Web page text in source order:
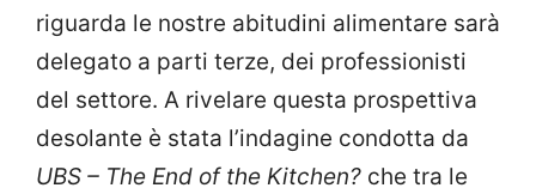
riguarda le nostre abitudini alimentare sarà
delegato a parti terze, dei professionisti
del settore. A rivelare questa prospettiva
desolante è stata l’indagine condotta da
UBS – The End of the Kitchen? che tra le